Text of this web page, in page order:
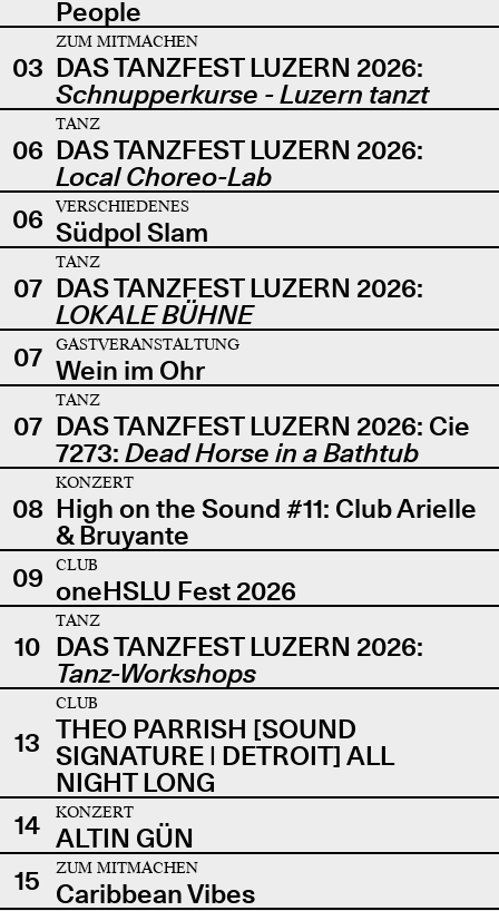
People
03
ZUM MITMACHEN
DAS TANZFEST LUZERN 2026:
Schnupperkurse - Luzern tanzt
06
TANZ
DAS TANZFEST LUZERN 2026:
Local Choreo-Lab
06
VERSCHIEDENES
Südpol Slam
07
TANZ
DAS TANZFEST LUZERN 2026:
LOKALE BÜHNE
07
GASTVERANSTALTUNG
Wein im Ohr
07
TANZ
DAS TANZFEST LUZERN 2026: Cie
7273: Dead Horse in a Bathtub
08
KONZERT
High on the Sound #11: Club Arielle
& Bruyante
09
CLUB
oneHSLU Fest 2026
10
TANZ
DAS TANZFEST LUZERN 2026:
Tanz-Workshops
13
CLUB
THEO PARRISH [SOUND
SIGNATURE | DETROIT] ALL
NIGHT LONG
14
KONZERT
ALTIN GÜN
15
ZUM MITMACHEN
Caribbean Vibes